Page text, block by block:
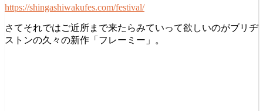
https://shingashiwakufes.com/festival/
さてそれではご近所まで来たらみていって欲しいのがブリヂ
ストンの久々の新作「フレーミー」。